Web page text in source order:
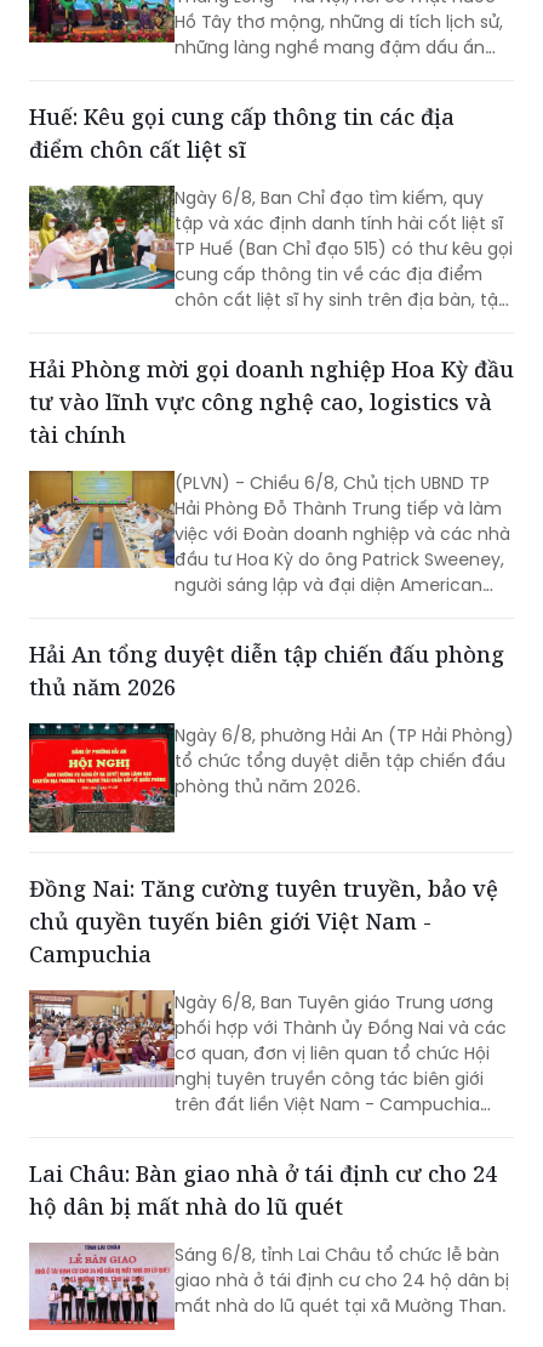
Hồ Tây thơ mộng, những di tích lịch sử,
những làng nghề mang đậm dấu ấn
nghìn năm văn hiến.
Huế: Kêu gọi cung cấp thông tin các địa
điểm chôn cất liệt sĩ
Ngày 6/8, Ban Chỉ đạo tìm kiếm, quy
tập và xác định danh tính hài cốt liệt sĩ
TP Huế (Ban Chỉ đạo 515) có thư kêu gọi
cung cấp thông tin về các địa điểm
chôn cất liệt sĩ hy sinh trên địa bàn, tập
và khu vực sông Truồi (xã Lộc An).
Hải Phòng mời gọi doanh nghiệp Hoa Kỳ đầu
tư vào lĩnh vực công nghệ cao, logistics và
tài chính
(PLVN) - Chiều 6/8, Chủ tịch UBND TP
Hải Phòng Đỗ Thành Trung tiếp và làm
việc với Đoàn doanh nghiệp và các nhà
đầu tư Hoa Kỳ do ông Patrick Sweeney,
người sáng lập và đại diện American
tìm hiểu cơ hội đầu tư tại Hải Phòng.
Hải An tổng duyệt diễn tập chiến đấu phòng
thủ năm 2026
Ngày 6/8, phường Hải An (TP Hải Phòng)
tổ chức tổng duyệt diễn tập chiến đấu
phòng thủ năm 2026.
Đồng Nai: Tăng cường tuyên truyền, bảo vệ
chủ quyền tuyến biên giới Việt Nam -
Campuchia
Ngày 6/8, Ban Tuyên giáo Trung ương
phối hợp với Thành ủy Đồng Nai và các
cơ quan, đơn vị liên quan tổ chức Hội
nghị tuyên truyền công tác biên giới
trên đất liền Việt Nam - Campuchia
Lai Châu: Bàn giao nhà ở tái định cư cho 24
hộ dân bị mất nhà do lũ quét
Sáng 6/8, tỉnh Lai Châu tổ chức lễ bàn
giao nhà ở tái định cư cho 24 hộ dân bị
mất nhà do lũ quét tại xã Mường Than.